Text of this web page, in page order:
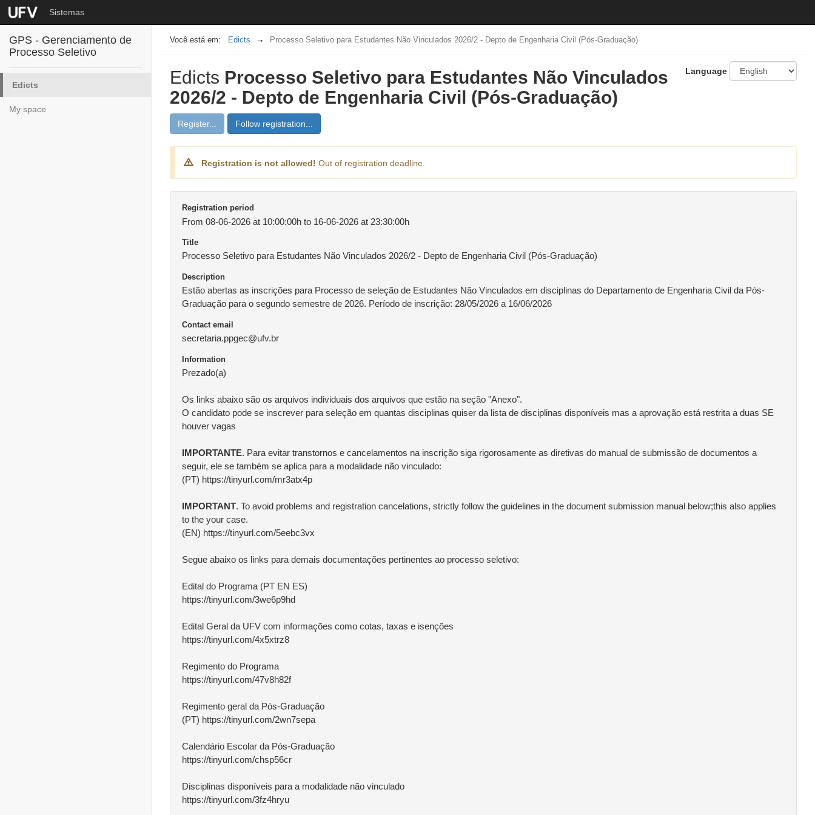
Sistemas
GPS - Gerenciamento de
Processo Seletivo
Edicts
My space
Edicts Processo Seletivo para Estudantes Não Vinculados 2026/2 - Depto de Engenharia Civil (Pós-Graduação)
Language
Edicts Processo Seletivo para Estudantes Não Vinculados
2026/2 - Depto de Engenharia Civil (Pós-Graduação)
Register... Follow registration...
Registration is not allowed! Out of registration deadline.
Registration period
From 08-06-2026 at 10:00:00h to 16-06-2026 at 23:30:00h
Title
Processo Seletivo para Estudantes Não Vinculados 2026/2 - Depto de Engenharia Civil (Pós-Graduação)
Description
Estão abertas as inscrições para Processo de seleção de Estudantes Não Vinculados em disciplinas do Departamento de Engenharia Civil da Pós-
Graduação para o segundo semestre de 2026. Período de inscrição: 28/05/2026 a 16/06/2026
Contact email
secretaria.ppgec@ufv.br
Information
Prezado(a)
Os links abaixo são os arquivos individuais dos arquivos que estão na seção "Anexo".
O candidato pode se inscrever para seleção em quantas disciplinas quiser da lista de disciplinas disponíveis mas a aprovação está restrita a duas SE
houver vagas
IMPORTANTE. Para evitar transtornos e cancelamentos na inscrição siga rigorosamente as diretivas do manual de submissão de documentos a
seguir, ele se também se aplica para a modalidade não vinculado:
(PT) https://tinyurl.com/mr3atx4p
IMPORTANT. To avoid problems and registration cancelations, strictly follow the guidelines in the document submission manual below;this also applies
to the your case.
(EN) https://tinyurl.com/5eebc3vx
Segue abaixo os links para demais documentações pertinentes ao processo seletivo:
Edital do Programa (PT EN ES)
https://tinyurl.com/3we6p9hd
Edital Geral da UFV com informações como cotas, taxas e isenções
https://tinyurl.com/4x5xtrz8
Regimento do Programa
https://tinyurl.com/47v8h82f
Regimento geral da Pós-Graduação
(PT) https://tinyurl.com/2wn7sepa
Calendário Escolar da Pós-Graduação
https://tinyurl.com/chsp56cr
Disciplinas disponíveis para a modalidade não vinculado
https://tinyurl.com/3fz4hryu